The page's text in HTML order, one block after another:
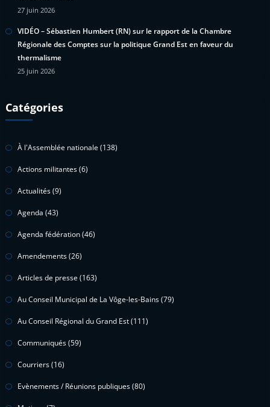
27 juin 2026
VIDÉO – Sébastien Humbert (RN) sur le rapport de la Chambre
Régionale des Comptes sur la politique Grand Est en faveur du
thermalisme
25 juin 2026
Catégories
À l'Assemblée nationale (138)
Actions militantes(6)
Actualités(9)
Agenda (43)
Agenda fédération(46)
Amendements(26)
Articles de presse (163)
Au Conseil Municipal de La Vôge-les-Bains(79)
Au Conseil Régional du Grand Est(111)
Communiqués(59)
Courriers(16)
Evènements / Réunions publiques(80)